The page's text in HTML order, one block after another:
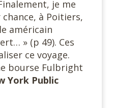
je me
chance, à Poitiers,
américain
» (p 49). Ces
ce voyage.
bourse Fulbright
York Public